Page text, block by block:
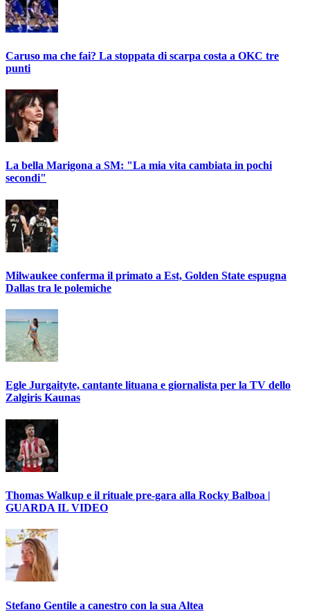
Caruso ma che fai? La stoppata di scarpa costa a OKC tre
punti
La bella Marigona a SM: "La mia vita cambiata in pochi
secondi"
Milwaukee conferma il primato a Est, Golden State espugna
Dallas tra le polemiche
Egle Jurgaityte, cantante lituana e giornalista per la TV dello
Zalgiris Kaunas
Thomas Walkup e il rituale pre-gara alla Rocky Balboa |
GUARDA IL VIDEO
Stefano Gentile a canestro con la sua Altea